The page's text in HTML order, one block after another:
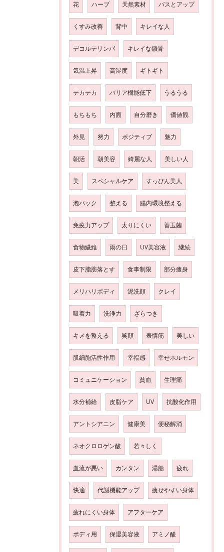
花 ハーブ 天然素材 バスとアップ
くすみ改善 背中 キレイな人
デコルテリンパ キレイな鎖骨
気温上昇 高湿度 ギトギト
テカテカ バリア機能低下 うるうる
もちもち 内面 自分磨き 価値観
外見 努力 ポジティブ 魅力
朝活 朝美容 綺麗な人 美しい人
美 スペシャルケア すっぴん美人
泡パック 整える 腸内環境整える
免疫力アップ 太りにくい 善玉菌
食物繊維 雨の日 UV美容液 継続
皮下脂肪落とす 食事制限 部分痩身
メリハリボディ 泥洗顔 クレイ
吸着力 洗浄力 ざらつき
キメを整える 笑顔 表情筋 美しい
肌細胞活性作用 幸福感 幸せホルモン
コミュニケーション 貧血 生理痛
水分補給 皮脂ケア UV 抗酸化作用
アントシアニン 健康美 便秘解消
ネオクロロゲン酸 若々しく
血流が悪い カンタン 湯船 疲れ
快適 代謝機能アップ 痩せやすい身体
疲れにくい身体 アフターケア
ボディ用 保湿美容液 アミノ酸